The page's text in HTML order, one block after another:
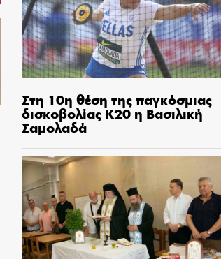
Στη 10η θέση της παγκόσμιας
δισκοβολίας Κ20 η Βασιλική
Σαμολαδά